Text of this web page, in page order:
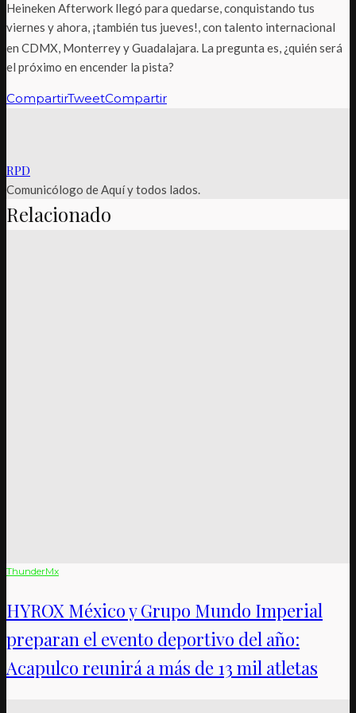
Heineken Afterwork llegó para quedarse, conquistando tus
viernes y ahora, ¡también tus jueves!, con talento internacional
en CDMX, Monterrey y Guadalajara. La pregunta es, ¿quién será
el próximo en encender la pista?
CompartirTweetCompartir
RPD
Comunicólogo de Aquí y todos lados.
Relacionado
ThunderMx
HYROX México y Grupo Mundo Imperial
preparan el evento deportivo del año:
Acapulco reunirá a más de 13 mil atletas